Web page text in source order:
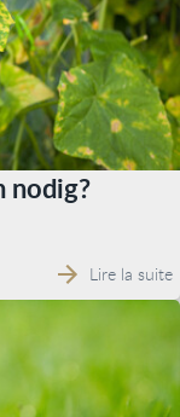
nodig?
Lire la suite